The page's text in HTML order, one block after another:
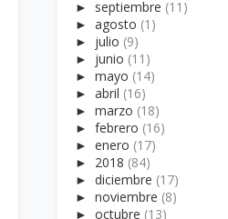
► septiembre (11)
►agosto (1)
► julio (9)
► junio (11)
►mayo (14)
►abril (16)
►marzo (18)
►febrero (16)
►enero (17)
► 2018 (84)
►diciembre (17)
►noviembre (8)
►octubre (13)